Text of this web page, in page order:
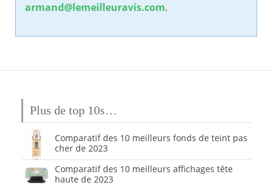
armand@lemeilleuravis.com.
Plus de top 10s…
Comparatif des 10 meilleurs fonds de teint pas
cher de 2023
Comparatif des 10 meilleurs affichages tête
haute de 2023